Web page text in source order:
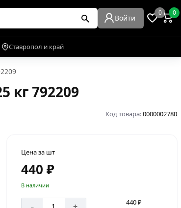
Войти
0 0
Ставропол и край
кг 792209
Код товара:0000002780
Цена за шт
440 ₽
В наличии
440 ₽